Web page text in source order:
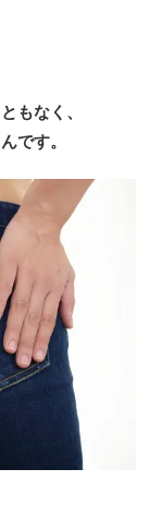
もなく、
です。